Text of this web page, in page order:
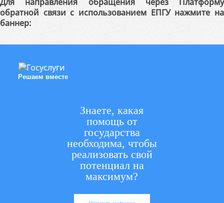
обратной связи с использованием ЕПГУ нажмите на
баннер:
Решаем вместе
Знаете, какая
помощь от
государства
необходима, чтобы
реализовать свой
потенциал на
максимум?